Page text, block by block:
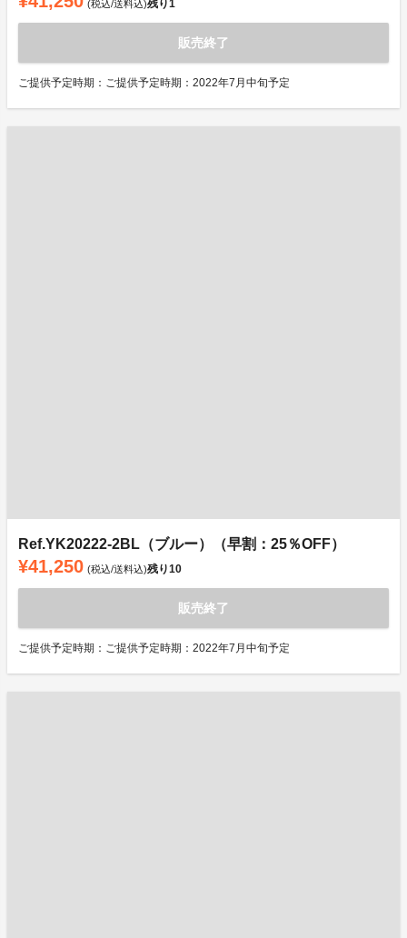
(税込/送料込)残り1
販売終了
ご提供予定時期：ご提供予定時期：2022年7月中旬予定
Ref.YK20222-2BL（ブルー）（早割：25％OFF）
¥41,250 (税込/送料込)残り10
販売終了
ご提供予定時期：ご提供予定時期：2022年7月中旬予定